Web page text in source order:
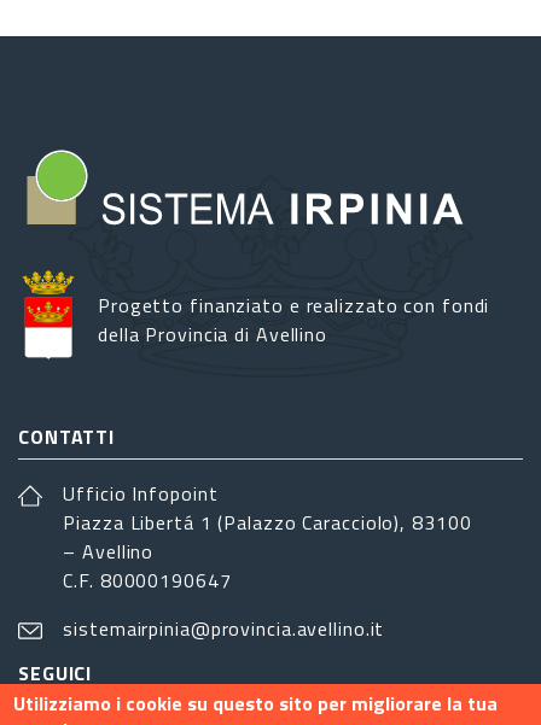
Progetto finanziato e realizzato con fondi
della Provincia di Avellino
CONTATTI
Ufficio Infopoint
Piazza Libertá 1 (Palazzo Caracciolo), 83100
– Avellino
C.F. 80000190647
sistemairpinia@provincia.avellino.it
SEGUICI
Utilizziamo i cookie su questo sito per migliorare la tua